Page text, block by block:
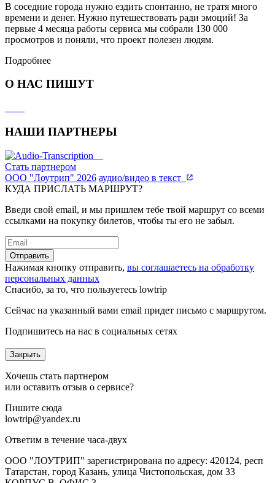
В соседние города нужно ездить спонтанно, не тратя много
времени и денег. Нужно путешествовать ради эмоций! За
первые 4 месяца работы сервиса мы собрали 130 000
просмотров и поняли, что проект полезен людям.
Подробнее
О НАС ПИШУТ
НАШИ ПАРТНЕРЫ
Стать партнером
ООО "Лоутрип" 2026 аудио/видео в текст
КУДА ПРИСЛАТЬ МАРШРУТ?
Введи свой email, и мы пришлем тебе твой маршрут со всеми
ссылками на покупку билетов, чтобы ты его не забыл.
Отправить
Нажимая кнопку отправить, вы соглашаетесь на обработку
персональных данных
Спасибо, за то, что пользуетесь lowtrip
Сейчас на указанный вами email придет письмо с маршрутом.
Подпишитесь на нас в социальных сетях
Закрыть
Хочешь стать партнером
или оставить отзыв о сервисе?
Пишите сюда
lowtrip@yandex.ru
Ответим в течение часа-двух
ООО "ЛОУТРИП" зарегистрирована по адресу: 420124, респ
Татарстан, город Казань, улица Чистопольская, дом 33